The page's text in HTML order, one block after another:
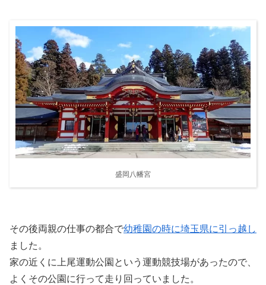
盛岡八幡宮
その後両親の仕事の都合で幼稚園の時に埼玉県に引っ越し
ました。
家の近くに上尾運動公園という運動競技場があったので、
よくその公園に行って走り回っていました。